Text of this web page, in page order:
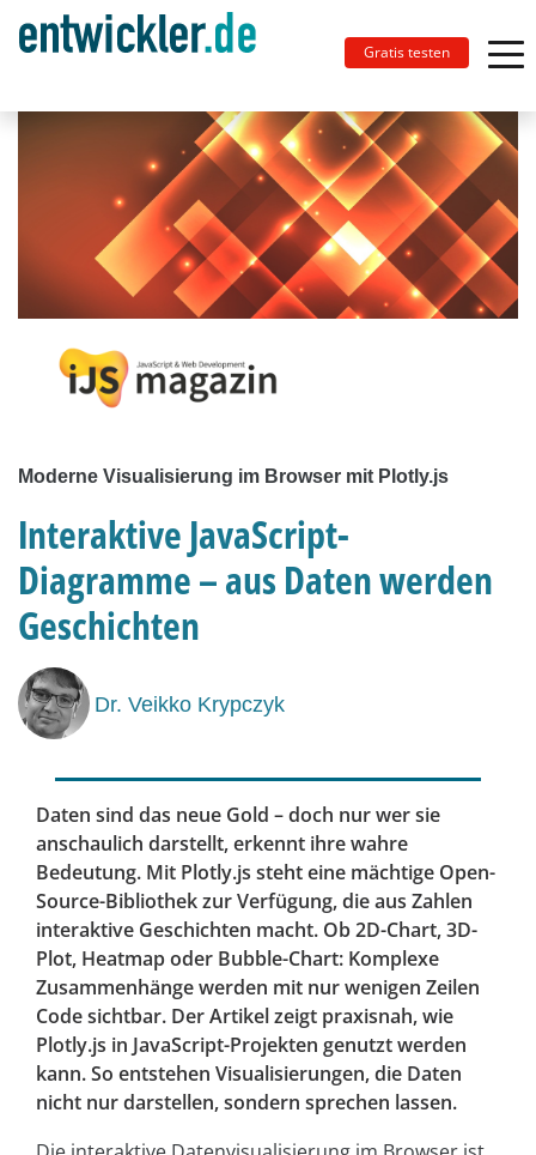
Gratis testen
Moderne Visualisierung im Browser mit Plotly.js
Interaktive JavaScript-
Diagramme – aus Daten werden
Geschichten
Dr. Veikko Krypczyk
Daten sind das neue Gold – doch nur wer sie
anschaulich darstellt, erkennt ihre wahre
Bedeutung. Mit Plotly.js steht eine mächtige Open-
Source-Bibliothek zur Verfügung, die aus Zahlen
interaktive Geschichten macht. Ob 2D-Chart, 3D-
Plot, Heatmap oder Bubble-Chart: Komplexe
Zusammenhänge werden mit nur wenigen Zeilen
Code sichtbar. Der Artikel zeigt praxisnah, wie
Plotly.js in JavaScript-Projekten genutzt werden
kann. So entstehen Visualisierungen, die Daten
nicht nur darstellen, sondern sprechen lassen.